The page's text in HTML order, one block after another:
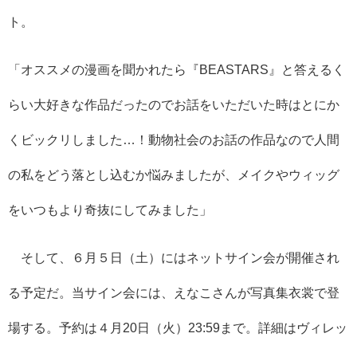
ト。
「オススメの漫画を聞かれたら『BEASTARS』と答えるく
らい大好きな作品だったのでお話をいただいた時はとにか
くビックリしました…！動物社会のお話の作品なので人間
の私をどう落とし込むか悩みましたが、メイクやウィッグ
をいつもより奇抜にしてみました」
そして、６月５日（土）にはネットサイン会が開催され
る予定だ。当サイン会には、 えなこさんが写真集衣裳で登
場する。予約は ４月20日（火）23:59まで。詳細はヴィレッ